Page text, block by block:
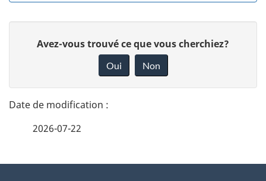
t
a
l
n
o
Avez-vous trouvé ce que vous cherchiez?
Oui Non
2026-07-22